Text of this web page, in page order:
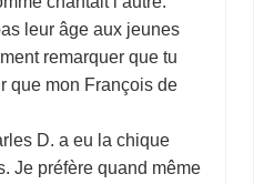
leur âge aux jeunes
remarquer que tu
que mon François de
D. a eu la chique
Je préfère quand même